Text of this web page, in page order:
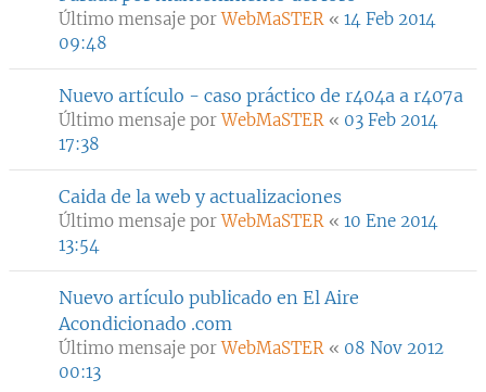
Último mensaje porWebMaSTER « 14 Feb 2014
09:48
Nuevo artículo - caso práctico de r404a a r407a
Último mensaje porWebMaSTER « 03 Feb 2014
17:38
Caida de la web y actualizaciones
Último mensaje porWebMaSTER « 10 Ene 2014
13:54
Nuevo artículo publicado en El Aire
Acondicionado .com
Último mensaje porWebMaSTER « 08 Nov 2012
00:13